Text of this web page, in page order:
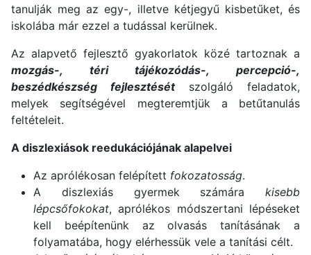
tanulják meg az egy-, illetve kétjegyű kisbetűket, és
iskolába már ezzel a tudással kerülnek.
Az alapvető fejlesztő gyakorlatok közé tartoznak a
mozgás-, téri tájékozódás-, percepció-,
beszédkészség fejlesztésétszolgáló feladatok,
melyek segítségével megteremtjük a betűtanulás
feltételeit.
A diszlexiások reedukációjának alapelvei
Az aprólékosan felépített fokozatosság.
A diszlexiás gyermek számára kisebb
lépcsőfokokat, aprólékos módszertani lépéseket
kell beépítenünk az olvasás tanításának a
folyamatába, hogy elérhessük vele a tanítási célt.